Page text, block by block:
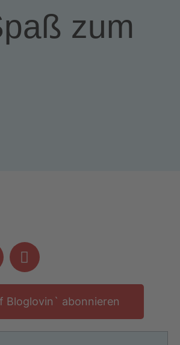
zum
Bloglovin` abonnieren